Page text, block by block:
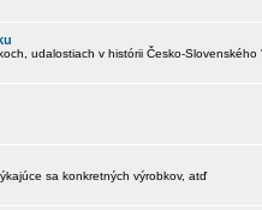
udalostiach v histórii Česko-Slovenského
sa konkretných výrobkov, atď